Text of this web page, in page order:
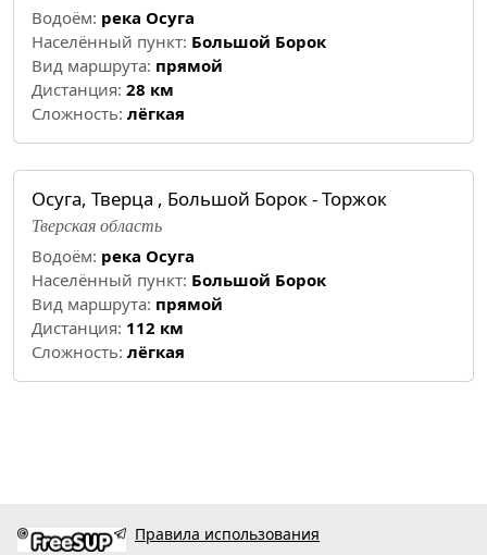
Водоём: река Осуга
Населённый пункт: Большой Борок
Вид маршрута: прямой
Дистанция: 28 км
Cложность: лёгкая
Осуга, Тверца , Большой Борок - Торжок
Тверская область
Водоём: река Осуга
Населённый пункт: Большой Борок
Вид маршрута: прямой
Дистанция: 112 км
Cложность: лёгкая
Правила использования